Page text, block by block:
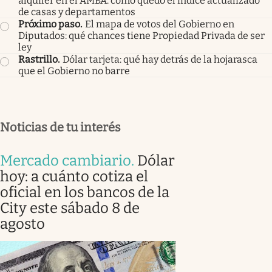
de casas y departamentos
Próximo paso. El mapa de votos del Gobierno en
Diputados: qué chances tiene Propiedad Privada de ser
ley
Rastrillo. Dólar tarjeta: qué hay detrás de la hojarasca
que el Gobierno no barre
Noticias de tu interés
Mercado cambiario. Dólar
hoy: a cuánto cotiza el
oficial en los bancos de la
City este sábado 8 de
agosto